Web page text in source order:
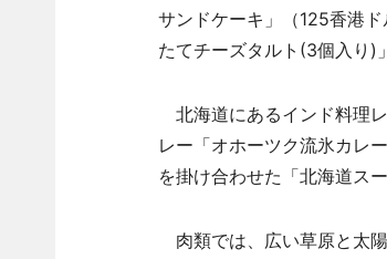
サンドケーキ」（125香港
たてチーズタルト(3個入り)
北海道にあるインド料理
レー「オホーツク流氷カレ
を掛け合わせた「北海道ス
肉類では、広い草原と太